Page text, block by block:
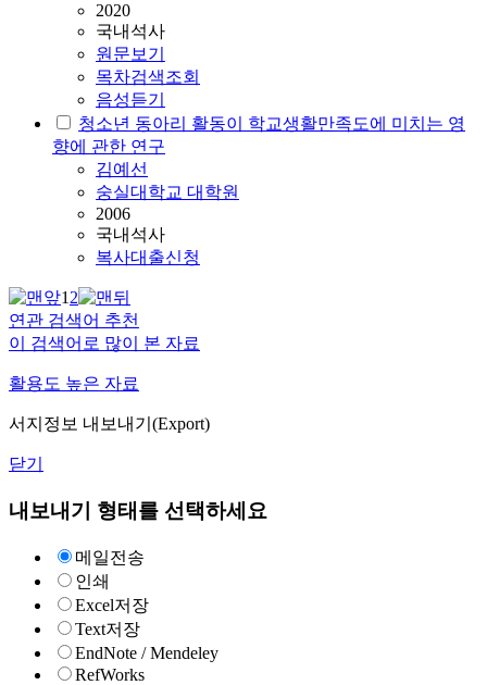
2020
국내석사
원문보기
목차검색조회
음성듣기
청소년 동아리 활동이 학교생활만족도에 미치는 영
향에 관한 연구
김예선
숭실대학교 대학원
2006
국내석사
복사대출신청
12
연관 검색어 추천
이 검색어로 많이 본 자료
활용도 높은 자료
서지정보 내보내기(Export)
닫기
내보내기 형태를 선택하세요
메일전송
인쇄
Excel저장
Text저장
EndNote / Mendeley
RefWorks